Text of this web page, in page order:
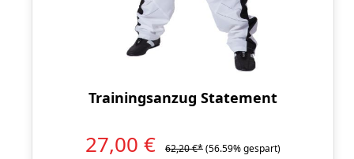
Trainingsanzug Statement
27,00 € 62,20 €*(56.59% gespart)